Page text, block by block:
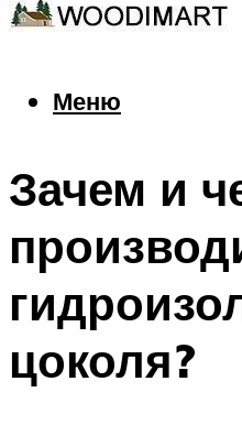
Меню
Меню
Зачем и
цоколя?